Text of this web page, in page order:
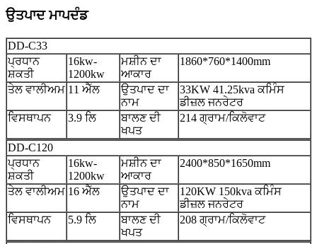
ਉਤਪਾਦ ਮਾਪਦੰਡ
DD-C33
ਪ੍ਰਧਾਨ
ਸ਼ਕਤੀ
16kw-
1200kw
ਮਸ਼ੀਨ ਦਾ
ਆਕਾਰ
1860*760*1400mm
ਤੇਲ ਵਾਲੀਅਮ 11 ਐੱਲ
ਉਤਪਾਦ ਦਾ
ਨਾਮ
33KW 41.25kva ਕਮਿੰਸ
ਡੀਜ਼ਲ ਜਨਰੇਟਰ
ਵਿਸਥਾਪਨ
3.9 ਲਿ
ਬਾਲਣ ਦੀ
ਖਪਤ
214 ਗ੍ਰਾਮ/ਕਿਲੋਵਾਟ
DD-C120
ਪ੍ਰਧਾਨ
ਸ਼ਕਤੀ
16kw-
1200kw
ਮਸ਼ੀਨ ਦਾ
ਆਕਾਰ
2400*850*1650mm
ਤੇਲ ਵਾਲੀਅਮ 16 ਐੱਲ
ਉਤਪਾਦ ਦਾ
ਨਾਮ
120KW 150kva ਕਮਿੰਸ
ਡੀਜ਼ਲ ਜਨਰੇਟਰ
ਵਿਸਥਾਪਨ
5.9 ਲਿ
ਬਾਲਣ ਦੀ
ਖਪਤ
208 ਗ੍ਰਾਮ/ਕਿਲੋਵਾਟ